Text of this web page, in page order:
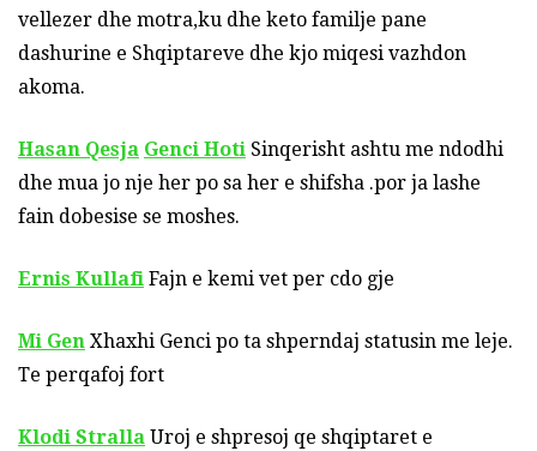
vellezer dhe motra,ku dhe keto familje pane
dashurine e Shqiptareve dhe kjo miqesi vazhdon
akoma.
Hasan Qesja Genci Hoti Sinqerisht ashtu me ndodhi
dhe mua jo nje her po sa her e shifsha .por ja lashe
fain dobesise se moshes.
Ernis Kullafi Fajn e kemi vet per cdo gje
Mi Gen Xhaxhi Genci po ta shperndaj statusin me leje.
Te perqafoj fort
Klodi Stralla Uroj e shpresoj qe shqiptaret e